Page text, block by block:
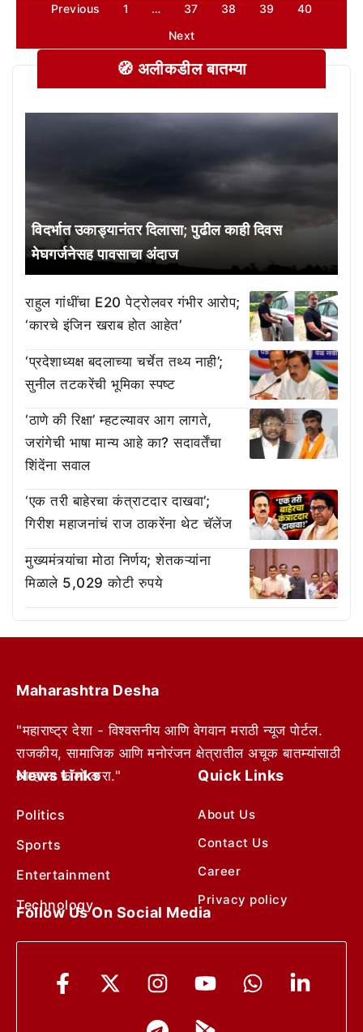
Previous 1 … 37 38 39
40
Next
🧭 अलीकडील बातम्या
विदर्भात उकाड्यानंतर दिलासा; पुढील काही दिवस
मेघगर्जनेसह पावसाचा अंदाज
राहुल गांधींचा E20 पेट्रोलवर गंभीर आरोप;
‘कारचे इंजिन खराब होत आहेत’
‘प्रदेशाध्यक्ष बदलाच्या चर्चेत तथ्य नाही’;
सुनील तटकरेंची भूमिका स्पष्ट
‘ठाणे की रिक्षा’ म्हटल्यावर आग लागते,
जरांगेची भाषा मान्य आहे का? सदावर्तेंचा
शिंदेंना सवाल
‘एक तरी बाहेरचा कंत्राटदार दाखवा’;
गिरीश महाजनांचं राज ठाकरेंना थेट चॅलेंज
मुख्यमंत्र्यांचा मोठा निर्णय; शेतकऱ्यांना
मिळाले 5,029 कोटी रुपये
Maharashtra Desha
"महाराष्ट्र देशा - विश्वसनीय आणि वेगवान मराठी न्यूज पोर्टल.
राजकीय, सामाजिक आणि मनोरंजन क्षेत्रातील अचूक बातम्यांसाठी
आम्हाला फॉलो करा."
News Links
Politics
Sports
Entertainment
Technology
Quick Links
About Us
Contact Us
Career
Privacy policy
Follow Us On Social Media